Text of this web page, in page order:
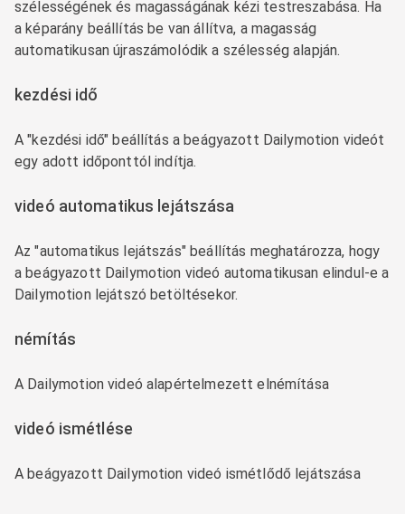
szélességének és magasságának kézi testreszabása. Ha
a képarány beállítás be van állítva, a magasság
automatikusan újraszámolódik a szélesség alapján.
kezdési idő
A "kezdési idő" beállítás a beágyazott Dailymotion videót
egy adott időponttól indítja.
videó automatikus lejátszása
Az "automatikus lejátszás" beállítás meghatározza, hogy
a beágyazott Dailymotion videó automatikusan elindul-e a
Dailymotion lejátszó betöltésekor.
némítás
A Dailymotion videó alapértelmezett elnémítása
videó ismétlése
A beágyazott Dailymotion videó ismétlődő lejátszása